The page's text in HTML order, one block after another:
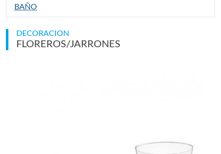
DECORACION
FLOREROS/JARRONES
BAÑO